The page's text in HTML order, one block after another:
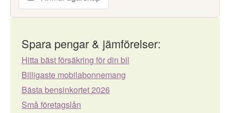
Spara pengar & jämförelser:
Hitta bäst försäkring för din bil
Billigaste mobilabonnemang
Bästa bensinkortet 2026
Små företagslån